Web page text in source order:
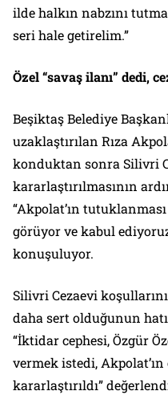
ilde halkın nabzını
seri hale getirelim.”
Özel“savaş ilanı” dedi,
Beşiktaş Belediye
uzaklaştırılan Rıza
konduktan sonra Silivri
kararlaştırılmasının
“Akpolat’ın
görüyor ve kabul
konuşuluyor.
Silivri Cezaevi
daha sert olduğunun
“İktidar cephesi, Özgür
vermek istedi,
kararlaştırıldı”